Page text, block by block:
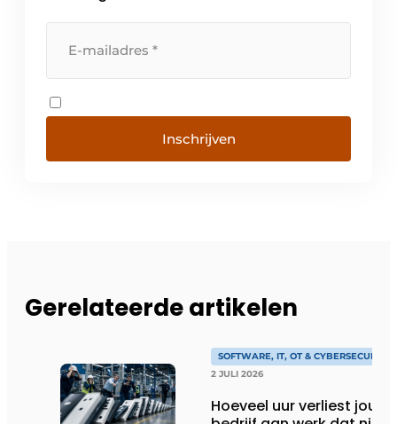
Inschrijven
Gerelateerde artikelen
SOFTWARE, IT, OT & CYBERSECURITY
2 JULI 2026
Hoeveel uur verliest jouw